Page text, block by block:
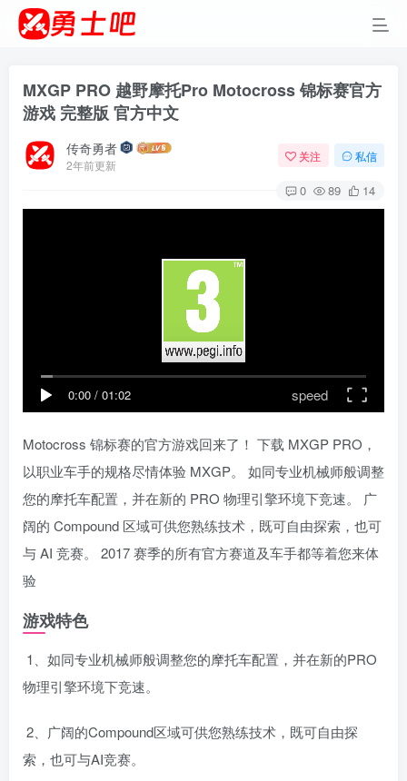
MXGP PRO 越野摩托Pro Motocross 锦标赛官方
游戏 完整版 官方中文
传奇勇者
2年前更新
关注 私信
0 89 14
0:00 / 01:02 speed
Motocross 锦标赛的官方游戏回来了！ 下载 MXGP PRO，
以职业车手的规格尽情体验 MXGP。 如同专业机械师般调整
您的摩托车配置，并在新的 PRO 物理引擎环境下竞速。 广
阔的 Compound 区域可供您熟练技术，既可自由探索，也可
与 AI 竞赛。 2017 赛季的所有官方赛道及车手都等着您来体
验
游戏特色
1、如同专业机械师般调整您的摩托车配置，并在新的PRO
物理引擎环境下竞速。
2、广阔的Compound区域可供您熟练技术，既可自由探
索，也可与AI竞赛。